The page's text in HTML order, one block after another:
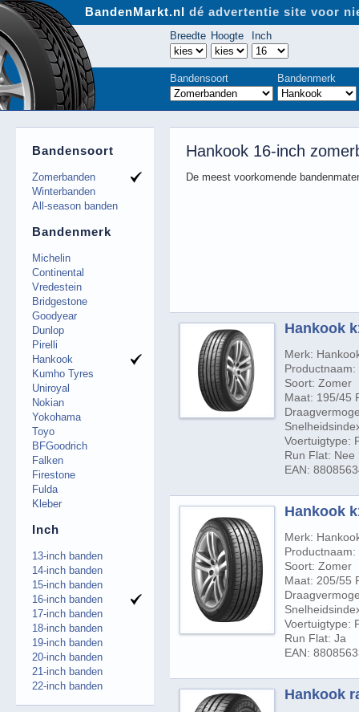
Hankook 16-inch
De meest voorkomende
Hankook
Merk:
Productnaam:
Soort: Zomer
Maat: 195/45
Voertuigtype:
Run Flat: Nee
EAN:
Hankook
Merk:
Productnaam:
Soort: Zomer
Maat: 205/55
Voertuigtype:
Run Flat: Ja
EAN:
Hankook
Bandensoort
Zomerbanden
Winterbanden
All-season banden
Bandenmerk
Michelin
Continental
Vredestein
Bridgestone
Goodyear
Dunlop
Pirelli
Hankook
Kumho Tyres
Uniroyal
Nokian
Yokohama
Toyo
BFGoodrich
Falken
Firestone
Fulda
Kleber
Inch
13-inch banden
14-inch banden
15-inch banden
16-inch banden
17-inch banden
18-inch banden
19-inch banden
20-inch banden
21-inch banden
22-inch banden
BandenMarkt.nl dé advertentie site voor
Breedte Hoogte Inch
Bandensoort Bandenmerk